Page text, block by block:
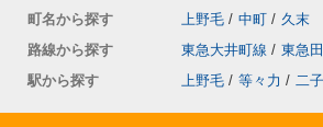
町名から探す
上野毛 / 中町 / 久末
路線から探す
東急大井町線 / 東急
駅から探す
上野毛 / 等々力 / 二